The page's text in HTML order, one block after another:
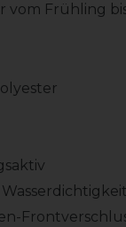
Frühling